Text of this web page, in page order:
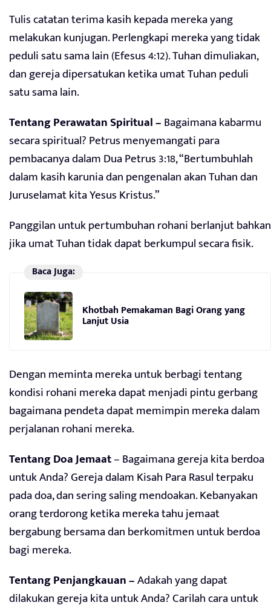
Tulis catatan terima kasih kepada mereka yang
melakukan kunjugan. Perlengkapi mereka yang tidak
peduli satu sama lain (Efesus 4:12). Tuhan dimuliakan,
dan gereja dipersatukan ketika umat Tuhan peduli
satu sama lain.
Tentang Perawatan Spiritual –Bagaimana kabarmu
secara spiritual? Petrus menyemangati para
pembacanya dalam Dua Petrus 3:18, “Bertumbuhlah
dalam kasih karunia dan pengenalan akan Tuhan dan
Juruselamat kita Yesus Kristus.”
Panggilan untuk pertumbuhan rohani berlanjut bahkan
jika umat Tuhan tidak dapat berkumpul secara fisik.
Baca Juga:
Khotbah Pemakaman Bagi Orang yang
Lanjut Usia
Dengan meminta mereka untuk berbagi tentang
kondisi rohani mereka dapat menjadi pintu gerbang
bagaimana pendeta dapat memimpin mereka dalam
perjalanan rohani mereka.
Tentang Doa Jemaat– Bagaimana gereja kita berdoa
untuk Anda? Gereja dalam Kisah Para Rasul terpaku
pada doa, dan sering saling mendoakan. Kebanyakan
orang terdorong ketika mereka tahu jemaat
bergabung bersama dan berkomitmen untuk berdoa
bagi mereka.
Tentang Penjangkauan –Adakah yang dapat
dilakukan gereja kita untuk Anda? Carilah cara untuk